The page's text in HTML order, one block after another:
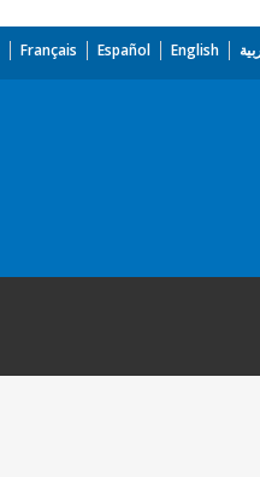
English
Español
Français